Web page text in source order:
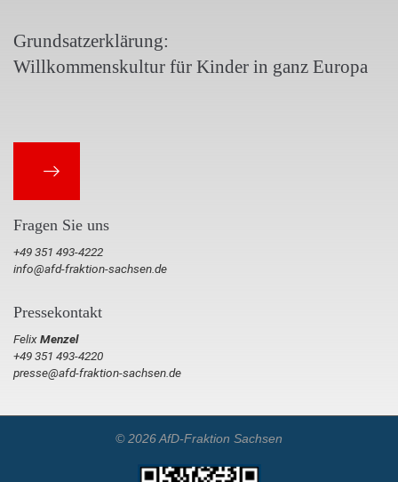
Grundsatzerklärung:
Willkommenskultur für Kinder in ganz Europa
Fragen Sie uns
+49 351 493-4222
info@afd-fraktion-sachsen.de
Pressekontakt
FelixMenzel
+49 351 493-4220
presse@afd-fraktion-sachsen.de
© 2026 AfD-Fraktion Sachsen